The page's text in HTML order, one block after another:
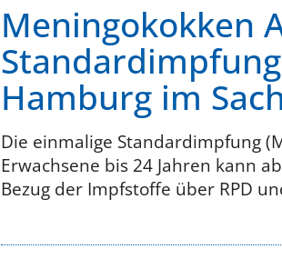
Meningokokken
Hamburg im
Die einmalige Standardimpfung
Erwachsene bis 24 Jahren kann
Bezug der Impfstoffe über RPD